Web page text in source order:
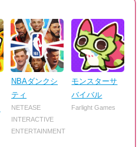
NBAダンクシ
ティ
NETEASE
INTERACTIVE
ENTERTAINMENT
モンスターサ
バイバル
Farlight Games